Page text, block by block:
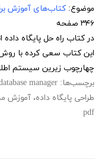
موضوع: کتاب‌های آموزش
۳۴۶ صفحه
در کتاب راه حل پایگاه
این کتاب سعی کرده با
چهارچوب زیرین سیستم
برچسب‌ها: manager
طراحی پایگاه داده، آموزش
pdf